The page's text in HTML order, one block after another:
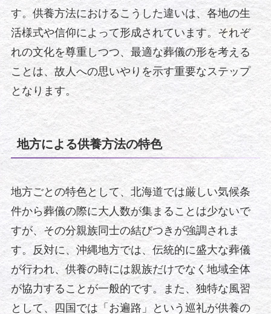
す。供養方法におけるこうした違いは、各地の生
活様式や信仰によって形成されています。それぞ
れの文化を尊重しつつ、最適な葬儀の形を考える
ことは、故人への思いやりを示す重要なステップ
となります。
地方による供養方法の特色
地方ごとの特色として、北海道では厳しい気候条
件から葬儀の際に大人数が集まることは少ないで
すが、その分親族同士の結びつきが強調されま
す。反対に、沖縄地方では、伝統的に盛大な葬儀
が行われ、供養の時には親族だけでなく地域全体
が協力することが一般的です。また、独特な風習
として、四国では「お遍路」という巡礼が供養の